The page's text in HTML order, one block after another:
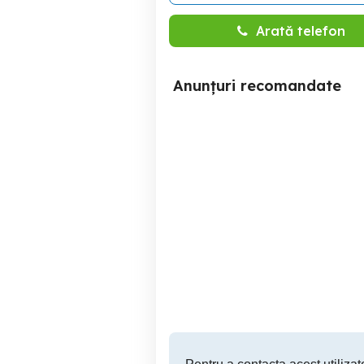
Arată telefon
Anunțuri recomandate